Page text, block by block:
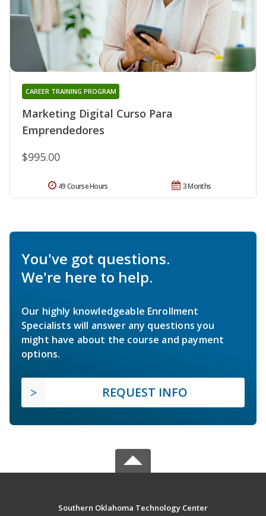
Marketing Digital Curso Para
Emprendedores
CAREER TRAINING PROGRAM
$995.00
3 Months
49 Course Hours
You've got questions.
We're here to help.
Our highly knowledgeable Enrollment
Specialists will answer any questions you
might have about the course and payment
options.
REQUEST INFO
Southern Oklahoma Technology Center